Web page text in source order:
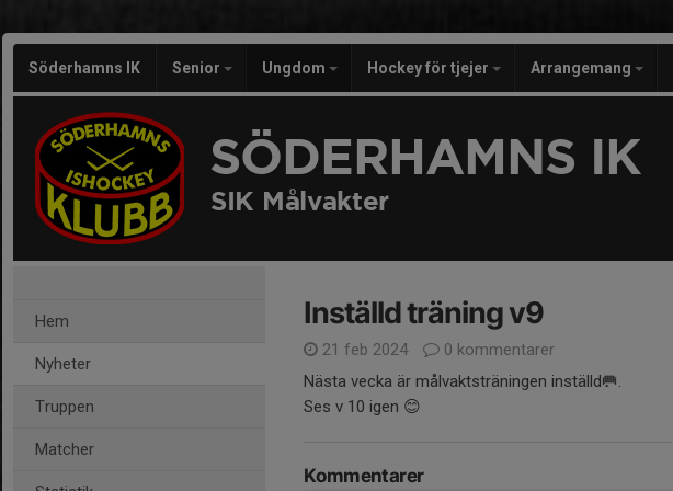
Söderhamns IK Senior Ungdom Hockey för tjejer Arrangemang
SÖDERHAMNS IK
SIK Målvakter
Hem
Nyheter
Truppen
Matcher
Inställd träning v9
21 feb 2024
0 kommentarer
Nästa vecka är målvaktsträningen inställd🥅.
Ses v 10 igen 😊
Kommentarer